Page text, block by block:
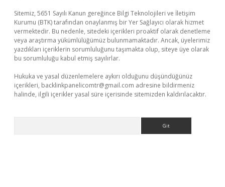
Sitemiz, 5651 Sayılı Kanun gereğince Bilgi Teknolojileri ve İletişim
Kurumu (BTK) tarafından onaylanmış bir Yer Sağlayıcı olarak hizmet
vermektedir. Bu nedenle, sitedeki içerikleri proaktif olarak denetleme
veya araştırma yükümlülüğümüz bulunmamaktadır. Ancak, üyelerimiz
yazdıkları içeriklerin sorumluluğunu taşımakta olup, siteye üye olarak
bu sorumluluğu kabul etmiş sayılırlar.
Hukuka ve yasal düzenlemelere aykırı olduğunu düşündüğünüz
içerikleri, backlinkpanelicomtr@gmail.com adresine bildirmeniz
halinde, ilgili içerikler yasal süre içerisinde sitemizden kaldırılacaktır.